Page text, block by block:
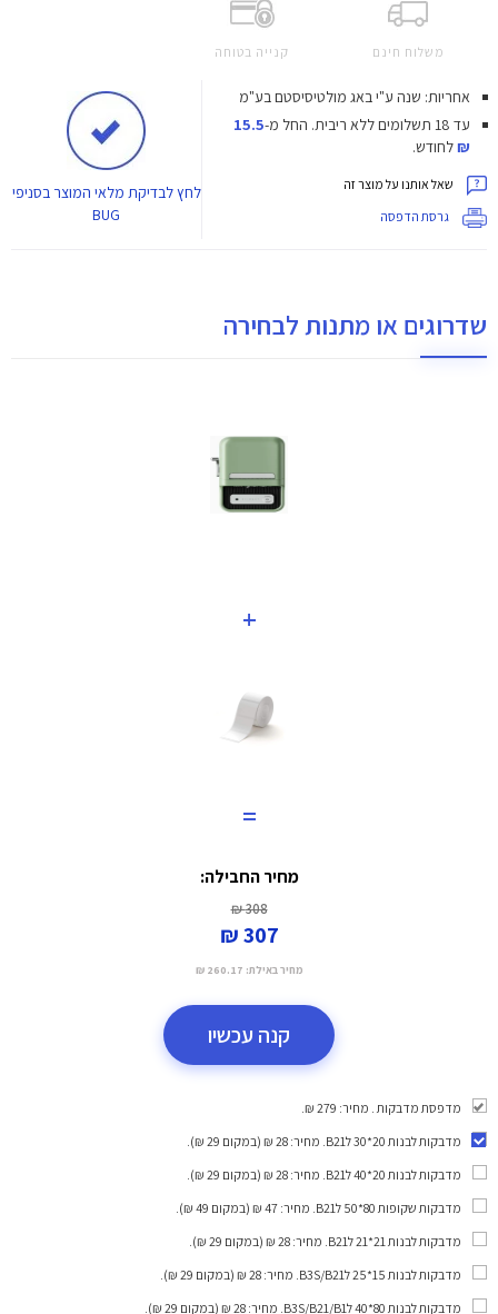
משלוח חינם קנייה בטוחה
אחריות: שנה ע"י באג מולטיסיסטם בע"מ
עד 18 תשלומים ללא ריבית.
החל מ-15.5
₪לחודש.
שאל אותנו על מוצר זה
גרסת הדפסה
לחץלבדיקת מלאי המוצר בסניפי
BUG
שדרוגים או מתנות לבחירה
+
=
מחיר החבילה:
308 ₪
307 ₪
מחיר באילת: 260.17 ₪
קנה עכשיו
מדפסת מדבקות . מחיר: 279 ₪.
מדבקות לבנות 20*30 לB21
. מחיר: 28 ₪ (במקום 29 ₪).
מדבקות לבנות 20*40 לB21
. מחיר: 28 ₪ (במקום 29 ₪).
מדבקות שקופות 80*50 לB21
. מחיר: 47 ₪ (במקום 49 ₪).
מדבקות לבנות 21*21 לB21
. מחיר: 28 ₪ (במקום 29 ₪).
מדבקות לבנות 15*25 לB3S/B21
. מחיר: 28 ₪ (במקום 29 ₪).
מדבקות לבנות 80*40 לB3S/B21/B1
. מחיר: 28 ₪ (במקום 29 ₪).